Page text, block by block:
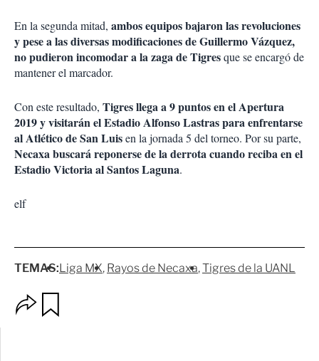
En la segunda mitad, ambos equipos bajaron las revoluciones
y pese a las diversas modificaciones de Guillermo Vázquez,
no pudieron incomodar a la zaga de Tigresque se encargó de
mantener el marcador.
Con este resultado, Tigres llega a 9 puntos en el Apertura
2019 y visitarán el Estadio Alfonso Lastras para enfrentarse
al Atlético de San Luisen la jornada 5 del torneo. Por su parte,
Necaxa buscará reponerse de la derrota cuando reciba en el
Estadio Victoria al Santos Laguna.
elf
TEMAS:Liga MX Rayos de Necaxa Tigres de la UANL